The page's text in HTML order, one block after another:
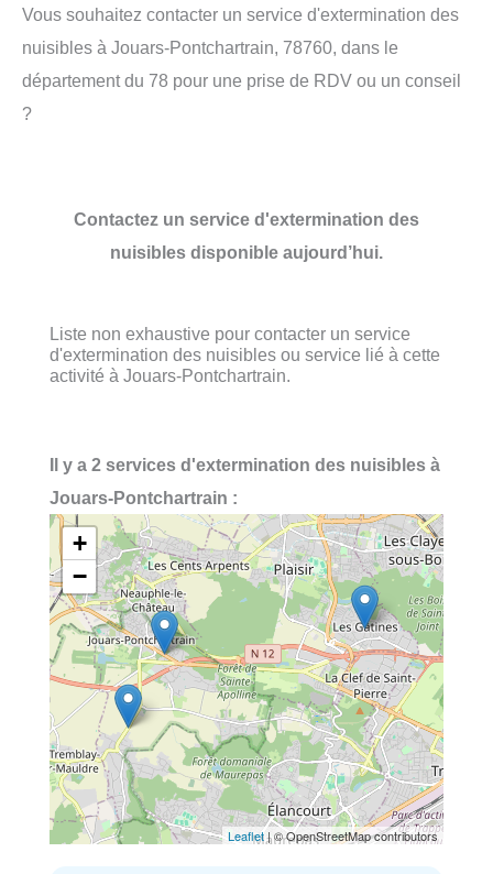
Vous souhaitez contacter un service d'extermination des
nuisibles à Jouars-Pontchartrain, 78760, dans le
département du 78 pour une prise de RDV ou un conseil
?
Contactez un service d'extermination des
nuisibles disponible aujourd’hui.
Liste non exhaustive pour contacter un service
d'extermination des nuisibles ou service lié à cette
activité à Jouars-Pontchartrain.
Il y a 2 services d'extermination des nuisibles à
Jouars-Pontchartrain :
+
−
Leaflet| © OpenStreetMap contributors